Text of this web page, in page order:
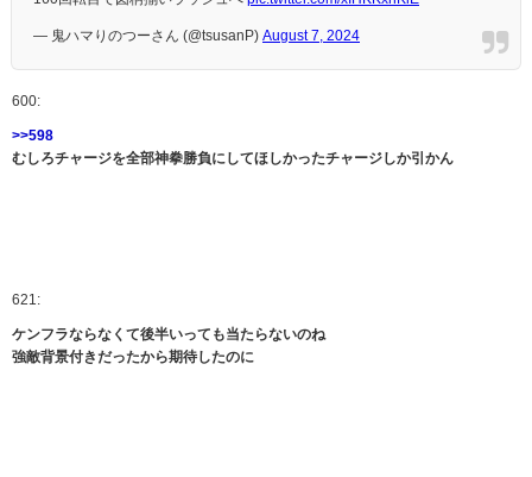
— 鬼ハマりのつーさん (@tsusanP) August 7, 2024
600:
>>598
むしろチャージを全部神拳勝負にしてほしかったチャージしか引かん
621:
ケンフラならなくて後半いっても当たらないのね
強敵背景付きだったから期待したのに